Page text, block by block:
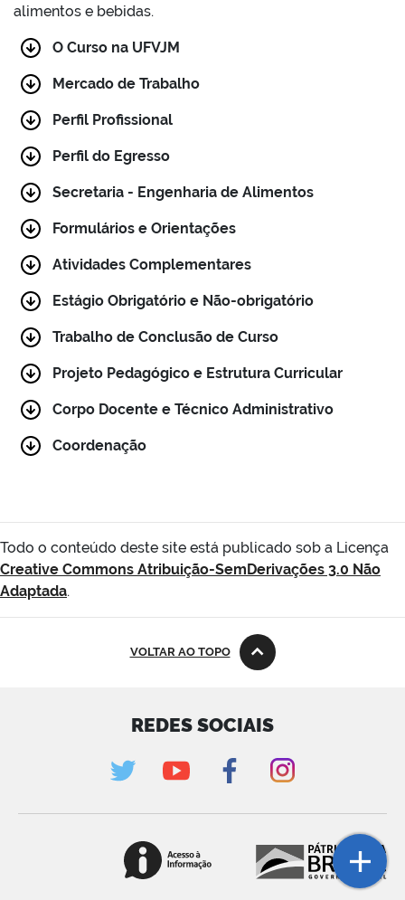
alimentos e bebidas.
O Curso na UFVJM
Mercado de Trabalho
Perfil Profissional
Perfil do Egresso
Secretaria - Engenharia de Alimentos
Formulários e Orientações
Atividades Complementares
Estágio Obrigatório e Não-obrigatório
Trabalho de Conclusão de Curso
Projeto Pedagógico e Estrutura Curricular
Corpo Docente e Técnico Administrativo
Coordenação
Todo o conteúdo deste site está publicado sob a Licença
Creative Commons Atribuição-SemDerivações 3.0 Não
Adaptada.
VOLTAR AO TOPO
REDES SOCIAIS